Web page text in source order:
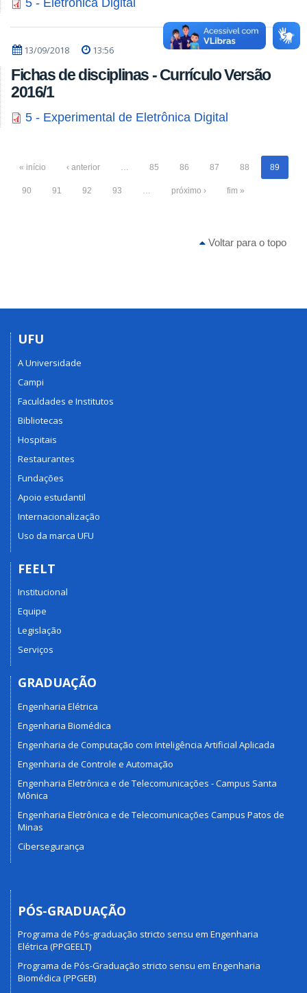
5 - Eletrônica Digital
13/09/2018 13:56
Fichas de disciplinas - Currículo Versão
2016/1
5 - Experimental de Eletrônica Digital
« início ‹ anterior 85 86 87 88 89
90 91 92 93 próximo › fim »
Voltar para o topo
UFU
A Universidade
Campi
Faculdades e Institutos
Bibliotecas
Hospitais
Restaurantes
Fundações
Apoio estudantil
Internacionalização
Uso da marca UFU
FEELT
Institucional
Equipe
Legislação
Serviços
GRADUAÇÃO
Engenharia Elétrica
Engenharia Biomédica
Engenharia de Computação com Inteligência Artificial Aplicada
Engenharia de Controle e Automação
Engenharia Eletrônica e de Telecomunicações - Campus Santa
Mônica
Engenharia Eletrônica e de Telecomunicações Campus Patos de
Minas
Cibersegurança
PÓS-GRADUAÇÃO
Programa de Pós-graduação stricto sensu em Engenharia
Elétrica (PPGEELT)
Programa de Pós-Graduação stricto sensu em Engenharia
Biomédica (PPGEB)